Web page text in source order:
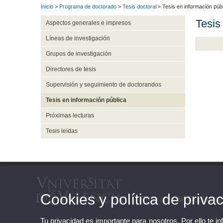
Inicio > Programa de doctorado > Tesis doctoral > Tesis en información
Aspectos generales e impresos
Líneas de investigación
Grupos de investigación
Directores de tesis
Supervisión y seguimiento de doctorandos
Tesis en información pública
Próximas lecturas
Tesis leídas
Programa de
Cookies y política de
Tu privacidad es importante para nosotros. Por ello te